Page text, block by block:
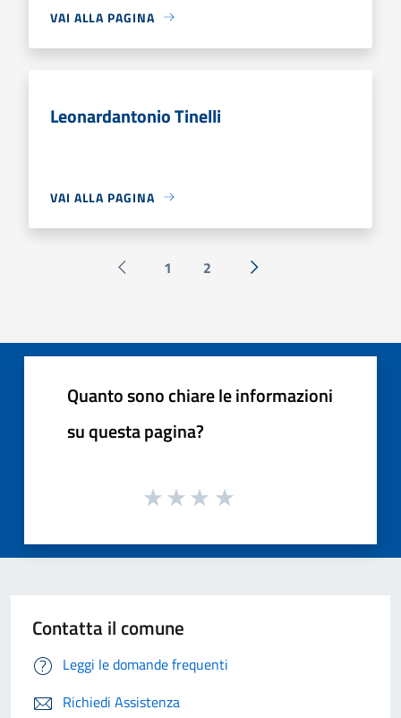
VAI ALLA PAGINA
Leonardantonio Tinelli
VAI ALLA PAGINA
Pagina precedente
1 2 Successiva »
Quanto sono chiare le informazioni
su questa pagina?
Contatta il comune
Leggi le domande frequenti
Richiedi Assistenza